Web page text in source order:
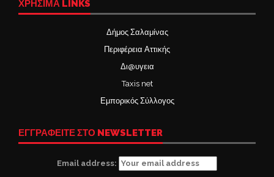
ΧΡΉΣΙΜΑ LINKS
Δήμος Σαλαμίνας
Περιφέρεια Αττικής
Δι@υγεια
Taxis net
Εμπορικός Σύλλογος
ΕΓΓΡΑΦΕΙΤΕ ΣΤΟ NEWSLETTER
Email address: